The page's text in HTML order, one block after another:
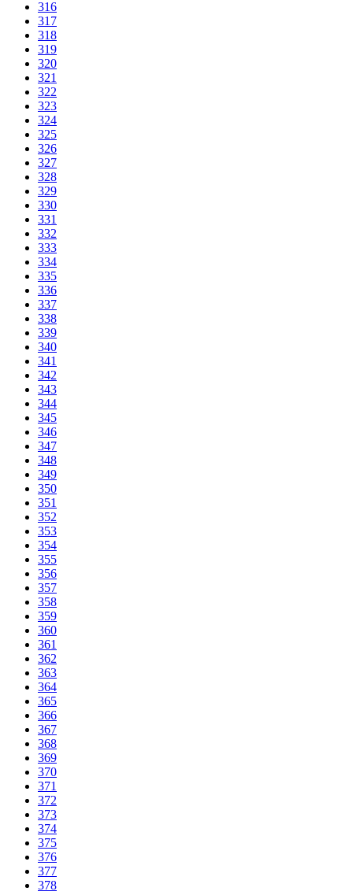
316
317
318
319
320
321
322
323
324
325
326
327
328
329
330
331
332
333
334
335
336
337
338
339
340
341
342
343
344
345
346
347
348
349
350
351
352
353
354
355
356
357
358
359
360
361
362
363
364
365
366
367
368
369
370
371
372
373
374
375
376
377
378